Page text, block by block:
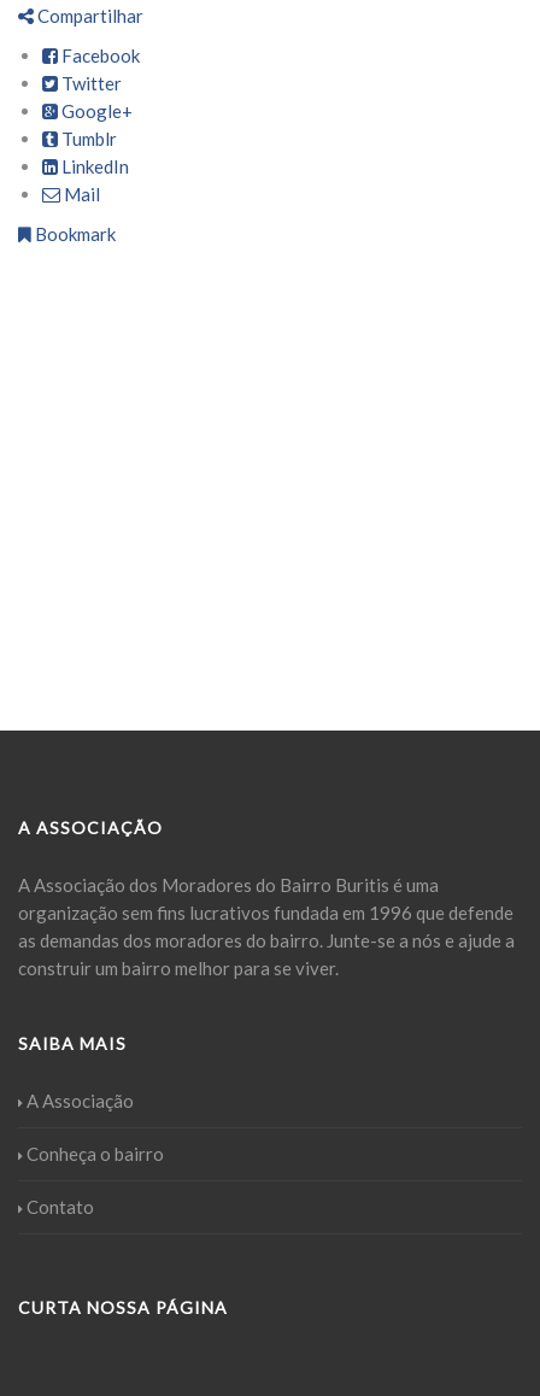
Compartilhar
Facebook
Twitter
Google+
Tumblr
LinkedIn
Mail
Bookmark
A ASSOCIAÇÃO
A Associação dos Moradores do Bairro Buritis é uma
organização sem fins lucrativos fundada em 1996 que defende
as demandas dos moradores do bairro. Junte-se a nós e ajude a
construir um bairro melhor para se viver.
SAIBA MAIS
A Associação
Conheça o bairro
Contato
CURTA NOSSA PÁGINA